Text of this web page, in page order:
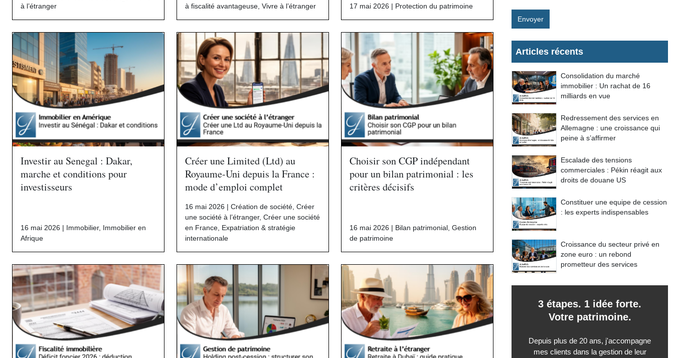
à l’étranger
à fiscalité avantageuse, Vivre à l’étranger 17 mai 2026 | Protection du patrimoine
Investir au Senegal : Dakar,
marche et conditions pour
investisseurs
16 mai 2026 | Immobilier, Immobilier en
Afrique
Créer une Limited (Ltd) au
Royaume-Uni depuis la France :
mode d’emploi complet
16 mai 2026 | Création de société Créer
une société à l’étranger, Créer une société
en France Expatriation & stratégie
internationale
Choisir son CGP indépendant
pour un bilan patrimonial : les
critères décisifs
16 mai 2026 | Bilan patrimonial Gestion
de patrimoine
Envoyer
Articles récents
Consolidation du marché
immobilier : Un rachat de 16
milliards en vue
Redressement des services en
Allemagne : une croissance qui
peine à s’affirmer
Escalade des tensions
commerciales : Pékin réagit aux
droits de douane US
Constituer une equipe de cession
: les experts indispensables
Croissance du secteur privé en
zone euro : un rebond
prometteur des services
3 étapes. 1 idée forte.
Votre patrimoine.
Depuis plus de 20 ans, j'accompagne
mes clients dans la gestion de leur